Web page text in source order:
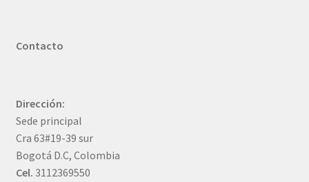
Contacto
Dirección:
Sede principal
Cra 63#19-39 sur
Bogotá D.C, Colombia
Cel. 3112369550